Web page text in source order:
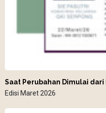
Saat Perubahan Dimulai
Edisi Maret 2026